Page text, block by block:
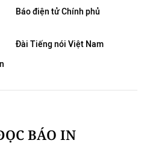
Báo điện tử Chính phủ
Đài Tiếng nói Việt Nam
BÁO IN